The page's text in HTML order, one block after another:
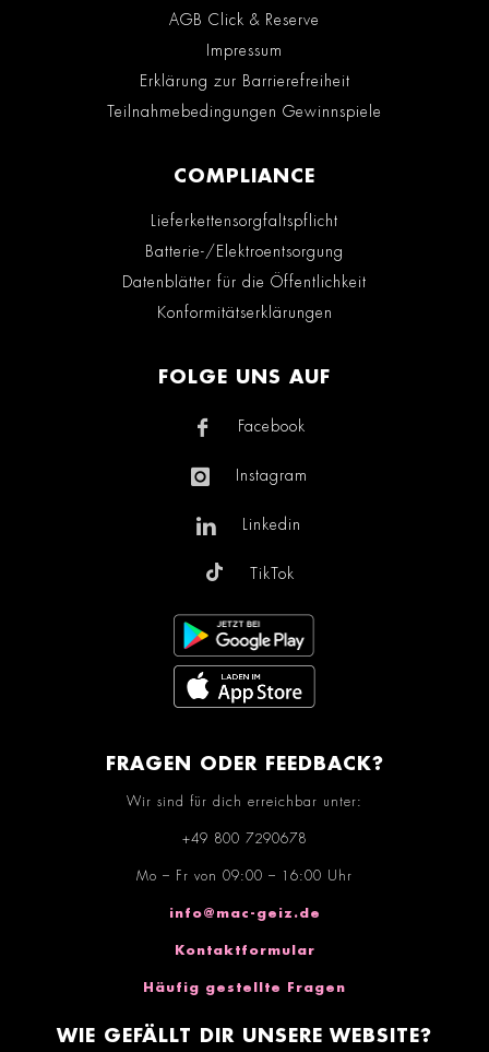
AGB Click & Reserve
Impressum
Erklärung zur Barrierefreiheit
Teilnahmebedingungen Gewinnspiele
COMPLIANCE
Lieferkettensorgfaltspflicht
Batterie-/Elektroentsorgung
Datenblätter für die Öffentlichkeit
Konformitätserklärungen
FOLGE UNS AUF
Facebook
Instagram
Linkedin
TikTok
FRAGEN ODER FEEDBACK?
Wir sind für dich erreichbar unter:
+49 800 7290678
Mo – Fr von 09:00 – 16:00 Uhr
info@mac-geiz.de
Kontaktformular
Häufig gestellte Fragen
WIE GEFÄLLT DIR UNSERE WEBSITE?